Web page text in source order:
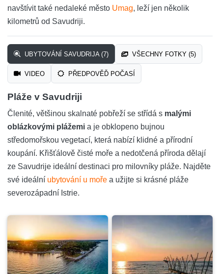
navštívit také nedaleké město Umag, leží jen několik
kilometrů od Savudriji.
UBYTOVÁNÍ SAVUDRIJA (7) VŠECHNY FOTKY (5)
VIDEO PŘEDPOVĚĎ POČASÍ
Pláže v Savudriji
Členité, většinou skalnaté pobřeží se střídá s malými
oblázkovými plážemi a je obklopeno bujnou
středomořskou vegetací, která nabízí klidné a přírodní
koupání. Křišťálově čisté moře a nedotčená příroda dělají
ze Savudrije ideální destinaci pro milovníky pláže. Najděte
své ideální ubytování u moře a užijte si krásné pláže
severozápadní Istrie.